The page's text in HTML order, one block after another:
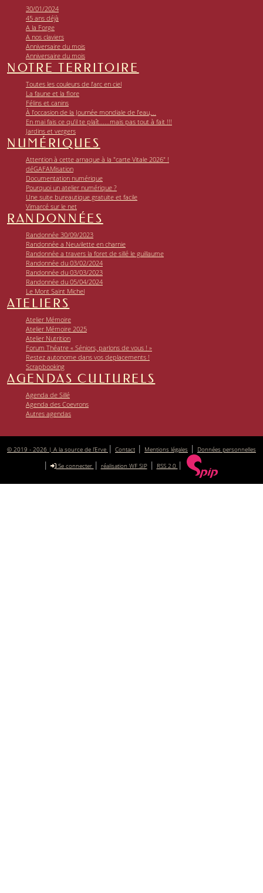
30/01/2024
45 ans déjà
A la Forge
A nos claviers
Anniversaire du mois
Anniversaire du mois
NOTRE TERRITOIRE
Toutes les couleurs de l’arc en ciel
La faune et la flore
Félins et canins
À l’occasion de la Journée mondiale de l’eau,...
En mai fais ce qu’il te plaît......mais pas tout à fait !!!
Jardins et vergers
NUMÉRIQUES
Attention à cette arnaque à la "carte Vitale 2026" !
déGAFAMisation
Documentation numérique
Pourquoi un atelier numérique ?
Une suite bureautique gratuite et facile
Vimarcé sur le net
RANDONNÉES
Randonnée 30/09/2023
Randonnée a Neuvilette en charnie
Randonnée a travers la foret de sillé le guillaume
Randonnée du 03/02/2024
Randonnée du 03/03/2023
Randonnée du 05/04/2024
Le Mont Saint Michel
ATELIERS
Atelier Mémoire
Atelier Mémoire 2025
Atelier Nutrition
Forum Théatre « Séniors, parlons de vous ! »
Restez autonome dans vos deplacements !
Scrapbooking
AGENDAS CULTURELS
Agenda de Sillé
Agenda des Coevrons
Autres agendas
© 2019 - 2026 | A la source de l’Erve | Contact | Mentions légales | Données personnelles
| Se connecter | réalisation WF SIP| RSS 2.0 |